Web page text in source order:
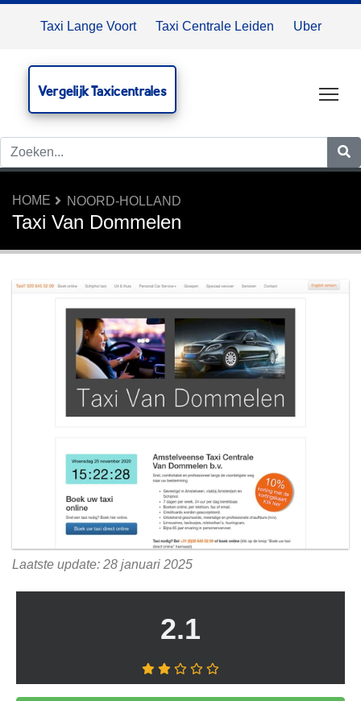
Taxi Lange Voort Taxi Centrale Leiden Uber
Vergelijk Taxicentrales
HOME NOORD-HOLLAND
Taxi Van Dommelen
Laatste update: 28 januari 2025
2.1